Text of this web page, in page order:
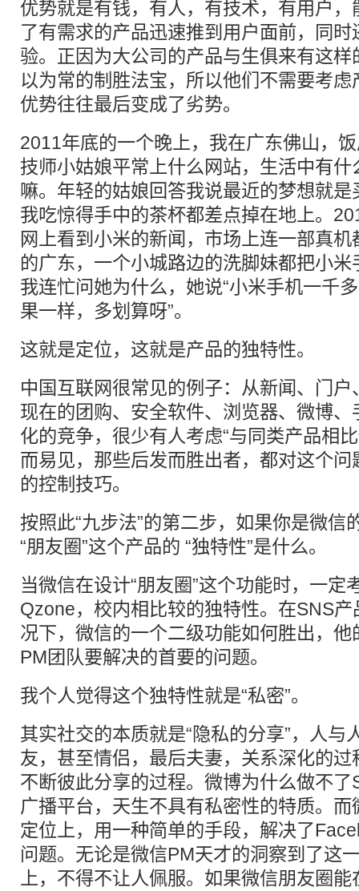
优势就是有钱，有人，有技术，有用户
了有需求的产品迅速推到用户面前，同
验。正因为大公司的产品与生俱来有这
以为常的制胜法宝，所以他们不需要考
优势往往最后变成了劣势。
2011年底的一个晚上，我在广东佛山，
技师小姑娘平常上什么网站，生活中有
嘛。年轻的姑娘回答我说最近的梦想就
我吃惊得手中的茶杯都差点掉在地上。
网上看到小米的新闻，市场上连一部真
的广东，一个小城路边的洗脚妹都把小
我连忙问她为什么，她说“小米手机一千
果一样，多划算呀”。
这就是定位，这就是产品的独特性。
中国互联网很常见的例子：从新闻、门
现在的团购、安全软件、浏览器、微博
化的竞争，很少有人考虑“与同类产品相
而易见，那些后发而胜出者，都对这个
的控制技巧。
按照此“九步法”的第二步，如果你是微信
“朋友圈”这个产品的 “独特性”是什么。
当微信在设计“朋友圈”这个功能时，一定
Qzone，校内相比较的独特性。在SNS
况下，微信的一个二级功能如何胜出，
PM团队要解决的首要的问题。
我个人觉得这个独特性就是“私密”。
其实社交的本质就是“隐私的分享”，人与
友，甚至情侣，最后夫妻，关系深化的
不断彼此分享的过程。微博为什么做不
广播平台，天生不具有私密性的特质。
定位上，用一种简单的手段，解决了
问题。无论是微信PM天才的洞察到了这
上，不得不让人佩服。如果微信朋友圈能